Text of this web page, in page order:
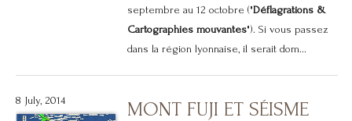
septembre au 12 octobre ("Déflagrations &
Cartographies mouvantes"). Si vous passez
dans la région lyonnaise, il serait dom...
8 July, 2014 MONT FUJI ET SÉISME